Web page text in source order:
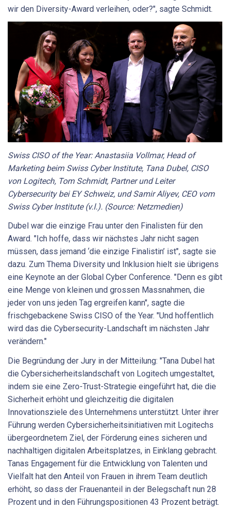
wir den Diversity-Award verleihen, oder?", sagte Schmidt.
Swiss CISO of the Year: Anastasiia Vollmar, Head of
Marketing beim Swiss Cyber Institute, Tana Dubel, CISO
von Logitech, Tom Schmidt, Partner und Leiter
Cybersecurity bei EY Schweiz, und Samir Aliyev, CEO vom
Swiss Cyber Institute (v.l.). (Source: Netzmedien)
Dubel war die einzige Frau unter den Finalisten für den
Award. "Ich hoffe, dass wir nächstes Jahr nicht sagen
müssen, dass jemand ‘die einzige Finalistin’ ist", sagte sie
dazu. Zum Thema Diversity und Inklusion hielt sie übrigens
eine Keynote an der Global Cyber Conference. "Denn es gibt
eine Menge von kleinen und grossen Massnahmen, die
jeder von uns jeden Tag ergreifen kann", sagte die
frischgebackene Swiss CISO of the Year. "Und hoffentlich
wird das die Cybersecurity-Landschaft im nächsten Jahr
verändern."
Die Begründung der Jury in der Mitteilung: "Tana Dubel hat
die Cybersicherheitslandschaft von Logitech umgestaltet,
indem sie eine Zero-Trust-Strategie eingeführt hat, die die
Sicherheit erhöht und gleichzeitig die digitalen
Innovationsziele des Unternehmens unterstützt. Unter ihrer
Führung werden Cybersicherheitsinitiativen mit Logitechs
übergeordnetem Ziel, der Förderung eines sicheren und
nachhaltigen digitalen Arbeitsplatzes, in Einklang gebracht.
Tanas Engagement für die Entwicklung von Talenten und
Vielfalt hat den Anteil von Frauen in ihrem Team deutlich
erhöht, so dass der Frauenanteil in der Belegschaft nun 28
Prozent und in den Führungspositionen 43 Prozent beträgt.